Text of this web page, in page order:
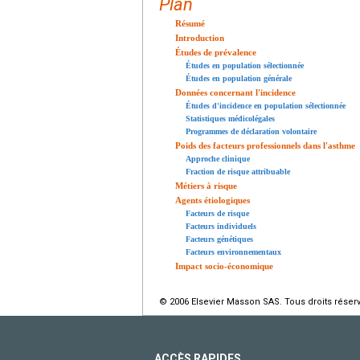
Plan
Résumé
Introduction
Études de prévalence
Études en population sélectionnée
Études en population générale
Données concernant l'incidence
Études d'incidence en population sélectionnée
Statistiques médicolégales
Programmes de déclaration volontaire
Poids des facteurs professionnels dans l'asthme
Approche clinique
Fraction de risque attribuable
Métiers à risque
Agents étiologiques
Facteurs de risque
Facteurs individuels
Facteurs génétiques
Facteurs environnementaux
Impact socio-économique
© 2006 Elsevier Masson SAS. Tous droits